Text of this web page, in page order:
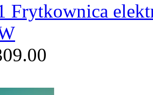
Frytkownica